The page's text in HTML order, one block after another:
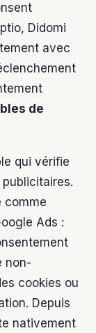
Didomi
avec
de
qui vérifie
comme
Ads :
non-
cookies ou
Depuis
nativement